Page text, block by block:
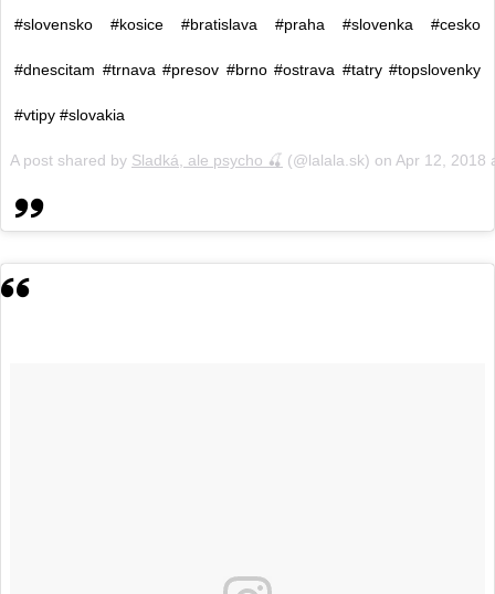
#slovensko #kosice #bratislava #praha #slovenka #cesko
#dnescitam #trnava #presov #brno #ostrava #tatry #topslovenky
#vtipy #slovakia
A post shared by Sladká, ale psycho 🍒 (@lalala.sk) on Apr 12, 2018